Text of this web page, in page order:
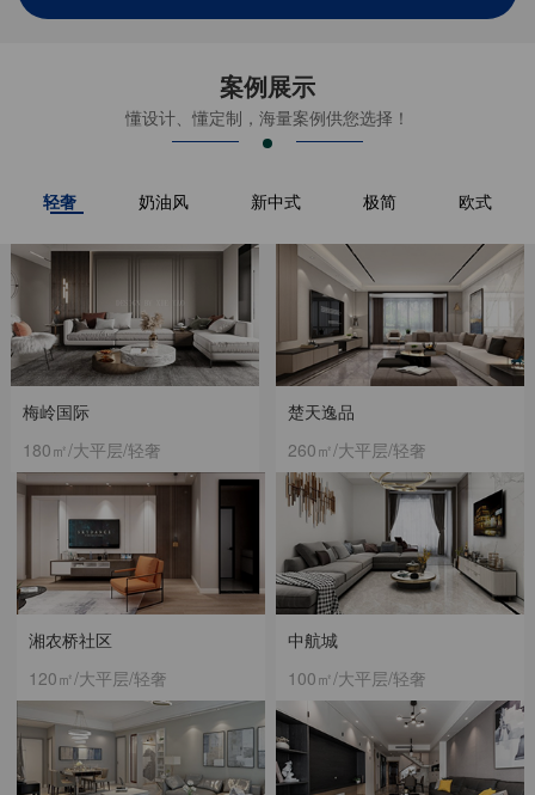
案例展示
懂设计、懂定制，海量案例供您选择！
轻奢 奶油风 新中式 极简 欧式
梅岭国际
180㎡/大平层/轻奢
楚天逸品
260㎡/大平层/轻奢
中航城
100㎡/大平层/轻奢
湘农桥社区
120㎡/大平层/轻奢